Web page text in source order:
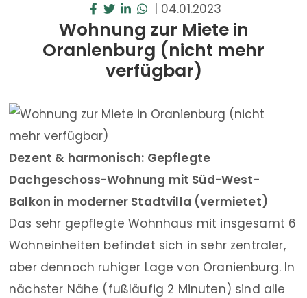
| 04.01.2023
Wohnung zur Miete in
Oranienburg (nicht mehr
verfügbar)
Dezent & harmonisch: Gepflegte
Dachgeschoss-Wohnung mit Süd-West-
Balkon in moderner Stadtvilla (vermietet)
Das sehr gepflegte Wohnhaus mit insgesamt 6
Wohneinheiten befindet sich in sehr zentraler,
aber dennoch ruhiger Lage von Oranienburg. In
nächster Nähe (fußläufig 2 Minuten) sind alle